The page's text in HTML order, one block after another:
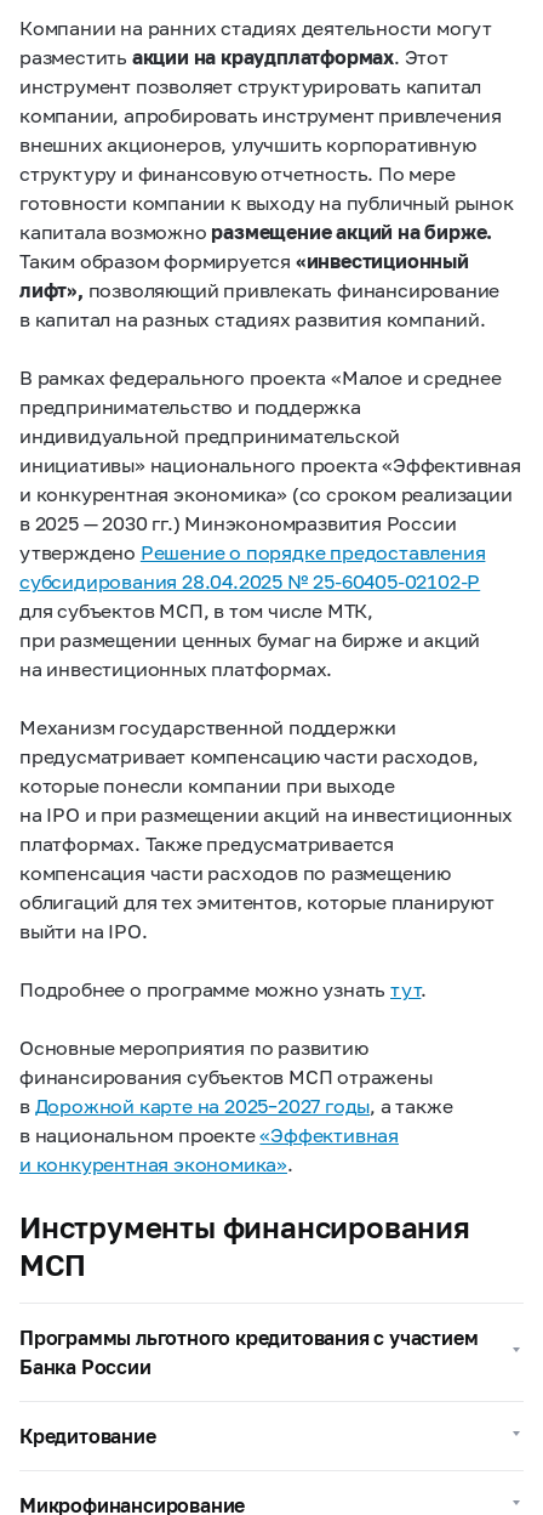
Компании на ранних стадиях деятельности могут
разместить акции на краудплатформах. Этот
инструмент позволяет структурировать капитал
компании, апробировать инструмент привлечения
внешних акционеров, улучшить корпоративную
структуру и финансовую отчетность. По мере
готовности компании к выходу на публичный рынок
капитала возможно размещение акций на бирже.
Таким образом формируется «инвестиционный
лифт», позволяющий привлекать финансирование
в капитал на разных стадиях развития компаний.
В рамках федерального проекта «Малое и среднее
предпринимательство и поддержка
индивидуальной предпринимательской
инициативы» национального проекта «Эффективная
и конкурентная экономика» (со сроком реализации
в 2025 — 2030 гг.) Минэкономразвития России
утверждено Решение о порядке предоставления
субсидирования 28.04.2025 № 25-60405-02102-Р
для субъектов МСП, в том числе МТК,
при размещении ценных бумаг на бирже и акций
на инвестиционных платформах.
Механизм государственной поддержки
предусматривает компенсацию части расходов,
которые понесли компании при выходе
на IPO и при размещении акций на инвестиционных
платформах. Также предусматривается
компенсация части расходов по размещению
облигаций для тех эмитентов, которые планируют
выйти на IPO.
Подробнее о программе можно узнать тут.
Основные мероприятия по развитию
финансирования субъектов МСП отражены
в Дорожной карте на2025–2027 годы , а также
в национальном проекте«Эффективная
и конкурентная экономика».
Инструменты финансирования
МСП
Программы льготного кредитования с участием
Банка России
Кредитование
Микрофинансирование